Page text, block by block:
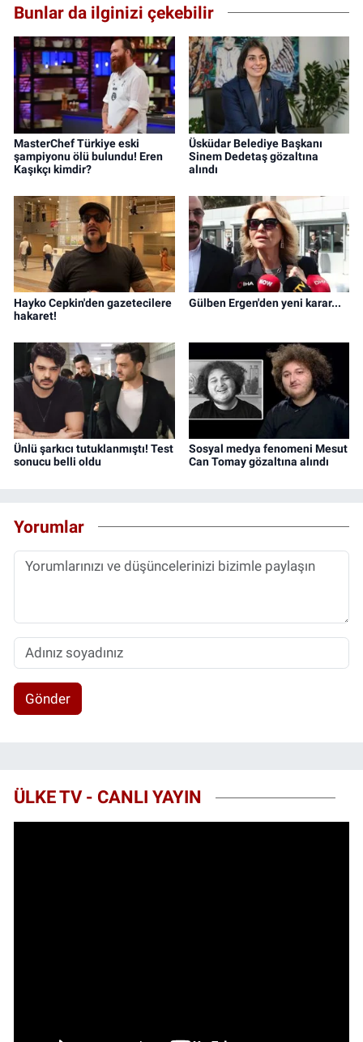
Bunlar da ilginizi çekebilir
MasterChef Türkiye eski
şampiyonu ölü bulundu! Eren
Kaşıkçı kimdir?
Üsküdar Belediye Başkanı
Sinem Dedetaş gözaltına
alındı
Hayko Cepkin'den gazetecilere
hakaret!
Gülben Ergen'den yeni karar...
Ünlü şarkıcı tutuklanmıştı! Test
sonucu belli oldu
Sosyal medya fenomeni Mesut
Can Tomay gözaltına alındı
Yorumlar
Gönder
ÜLKE TV - CANLI YAYIN